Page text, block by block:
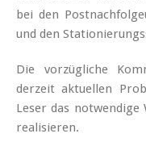
bei den
und den
Die vorzügliche
derzeit aktuellen
Leser das notwendige
realisieren.